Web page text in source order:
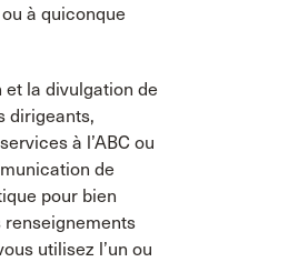
à quiconque
et la divulgation de
dirigeants,
à l’ABC ou
de
pour bien
renseignements
utilisez l’un ou